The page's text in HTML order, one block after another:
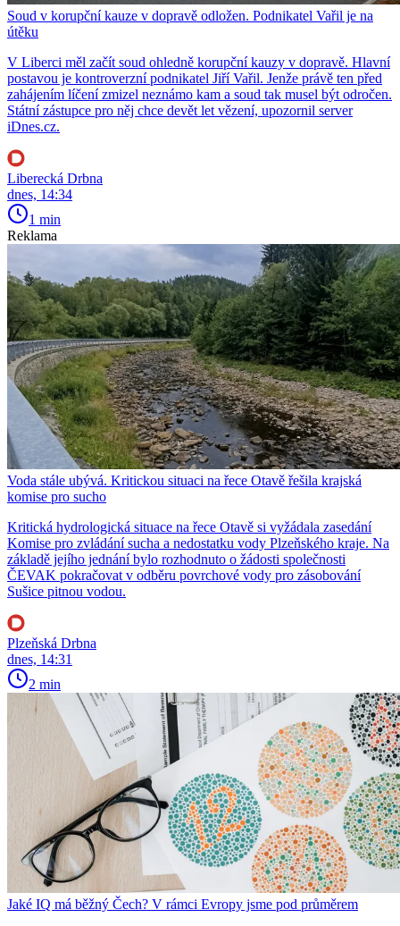
Soud v korupční kauze v dopravě odložen. Podnikatel Vařil je na
útěku
V Liberci měl začít soud ohledně korupční kauzy v dopravě. Hlavní
postavou je kontroverzní podnikatel Jiří Vařil. Jenže právě ten před
zahájením líčení zmizel neznámo kam a soud tak musel být odročen.
Státní zástupce pro něj chce devět let vězení, upozornil server
iDnes.cz.
Liberecká Drbna
dnes, 14:34
1 min
Reklama
Voda stále ubývá. Kritickou situaci na řece Otavě řešila krajská
komise pro sucho
Kritická hydrologická situace na řece Otavě si vyžádala zasedání
Komise pro zvládání sucha a nedostatku vody Plzeňského kraje. Na
základě jejího jednání bylo rozhodnuto o žádosti společnosti
ČEVAK pokračovat v odběru povrchové vody pro zásobování
Sušice pitnou vodou.
Plzeňská Drbna
dnes, 14:31
2 min
Jaké IQ má běžný Čech? V rámci Evropy jsme pod průměrem